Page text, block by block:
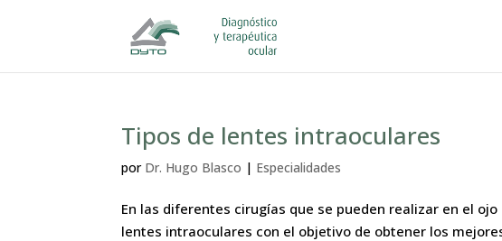
Tipos de lentes intraoculares
por Dr. Hugo Blasco | Especialidades
En las diferentes cirugías que se pueden realizar en el
lentes intraoculares con el objetivo de obtener los